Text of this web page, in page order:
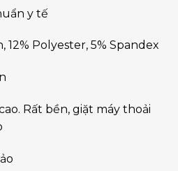
y tế
12% Polyester, 5% Spandex
Rất bền, giặt máy thoải